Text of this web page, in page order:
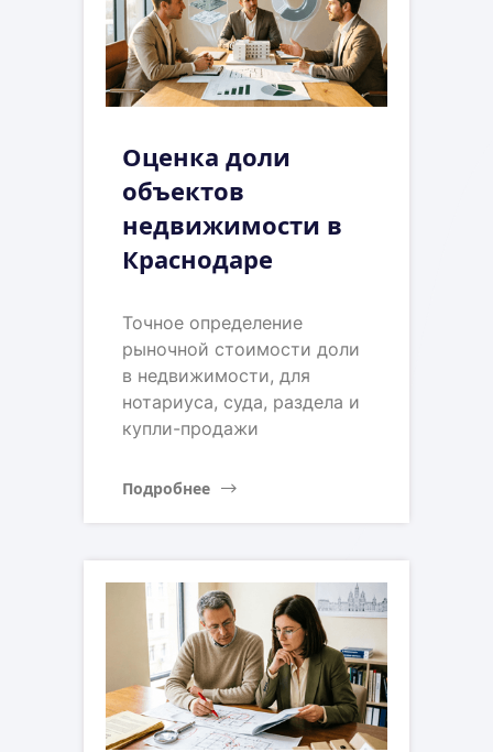
Оценка доли
объектов
недвижимости в
Краснодаре
Точное определение
рыночной стоимости доли
в недвижимости, для
нотариуса, суда, раздела и
купли-продажи
Подробнее